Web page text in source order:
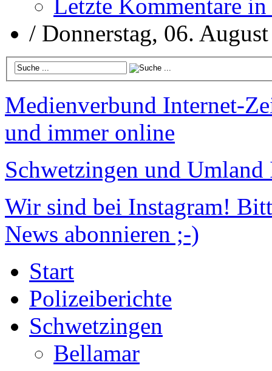
Letzte Kommentare in
/ Donnerstag, 06.
Medienverbund Internet-
und immer online
Schwetzingen und Umland
Wir sind bei Instagram!
News abonnieren ;-)
Start
Polizeiberichte
Schwetzingen
Bellamar